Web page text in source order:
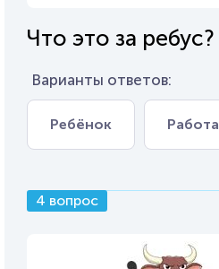
Что это за ребус?
Варианты ответов:
Ребёнок Работа
4 вопрос